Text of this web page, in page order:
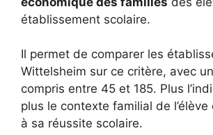
établissement scolaire.
Il permet de comparer les
Wittelsheim sur ce critère, avec
compris entre 45 et 185. Plus
plus le contexte familial de
à sa réussite scolaire.